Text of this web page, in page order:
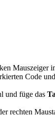
Mauszeiger
Code
und füge das
rechten